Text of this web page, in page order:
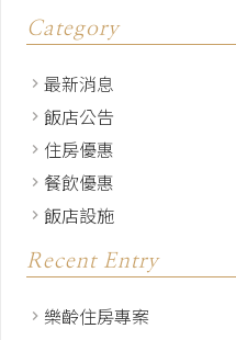
最新消息,飯店公告